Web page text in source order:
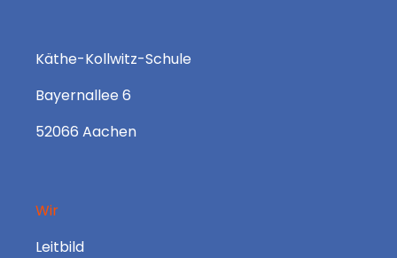
Käthe-Kollwitz-Schule
Bayernallee 6
52066 Aachen
Wir
Leitbild